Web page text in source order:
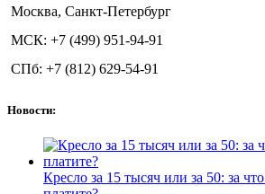
Москва, Санкт-Петербург
МСК: +7 (499) 951-94-91
СПб: +7 (812) 629-54-91
Новости:
Кресло за 15 тысяч или за 50: за